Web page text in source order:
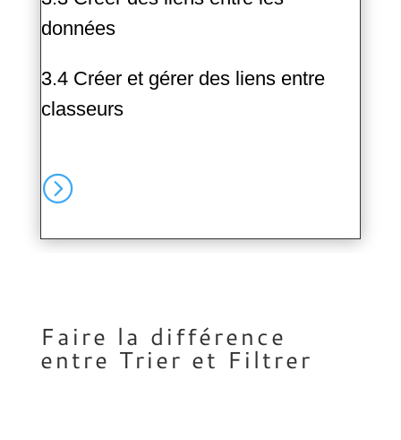
données
3.4 Créer et gérer des liens entre
classeurs
=
Faire la différence
entre Trier et Filtrer